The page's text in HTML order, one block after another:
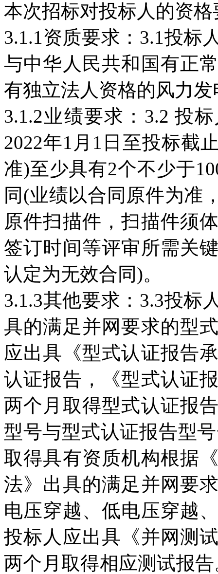
本次招标对投标人的资
3.1.1资质要求：3.1投标
与中华人民共和国有正
有独立法人资格的风力
3.1.2业绩要求：3.2 投
2022年1月1日至投标截
准)至少具有2个不少于
同(业绩以合同原件为准
原件扫描件，扫描件须
签订时间等评审所需关
认定为无效合同)。
3.1.3其他要求：3.3投标
具的满足并网要求的型
应出具《型式认证报告
认证报告，《型式认证
两个月取得型式认证报
型号与型式认证报告型
取得具有资质机构根据
法》出具的满足并网要
电压穿越、低电压穿越
投标人应出具《并网测
两个月取得相应测试报